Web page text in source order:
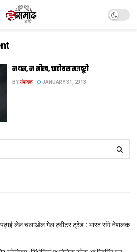
न दान, न भीख, चाही बस मजदूरी
BYसंपादक JANUARY 31, 2013
पढ़ाई लेल चलाओल गेल ट्वीटर ट्रेंड : भारत संगे नेपालक